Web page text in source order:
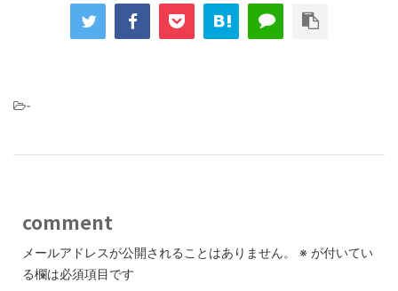
-
comment
メールアドレスが公開されることはありません。 ※ が付いてい
る欄は必須項目です